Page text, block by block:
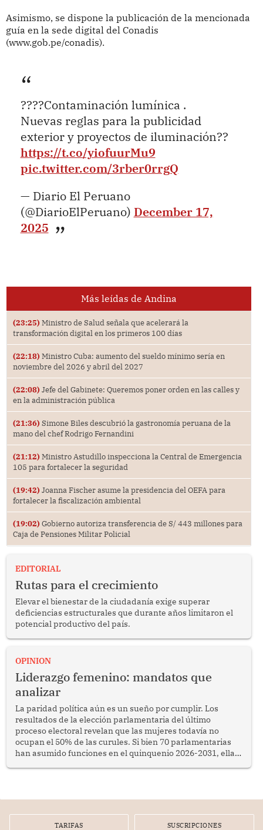
Asimismo, se dispone la publicación de la mencionada
guía en la sede digital del Conadis
(www.gob.pe/conadis).
????Contaminación lumínica .
Nuevas reglas para la publicidad
exterior y proyectos de iluminación??
https://t.co/yiofuurMu9
pic.twitter.com/3rber0rrgQ
— Diario El Peruano
(@DiarioElPeruano) December 17,
2025
Más leídas de Andina
(23:25) Ministro de Salud señala que acelerará la
transformación digital en los primeros 100 días
(22:18) Ministro Cuba: aumento del sueldo mínimo sería en
noviembre del 2026 y abril del 2027
(22:08) Jefe del Gabinete: Queremos poner orden en las calles y
en la administración pública
(21:36) Simone Biles descubrió la gastronomía peruana de la
mano del chef Rodrigo Fernandini
(21:12) Ministro Astudillo inspecciona la Central de Emergencia
105 para fortalecer la seguridad
(19:42) Joanna Fischer asume la presidencia del OEFA para
fortalecer la fiscalización ambiental
(19:02) Gobierno autoriza transferencia de S/ 443 millones para
Caja de Pensiones Militar Policial
EDITORIAL
Rutas para el crecimiento
Elevar el bienestar de la ciudadanía exige superar
deficiencias estructurales que durante años limitaron el
potencial productivo del país.
OPINION
Liderazgo femenino: mandatos que
analizar
La paridad política aún es un sueño por cumplir. Los
resultados de la elección parlamentaria del último
proceso electoral revelan que las mujeres todavía no
ocupan el 50% de las curules. Si bien 70 parlamentarias
han asumido funciones en el quinquenio 2026-2031, ellas
TARIFAS SUSCRIPCIONES